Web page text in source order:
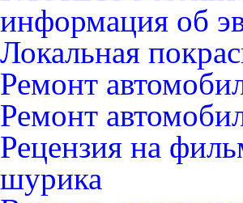
информация об
Локальная
Ремонт
Ремонт
Рецензия на
шурика